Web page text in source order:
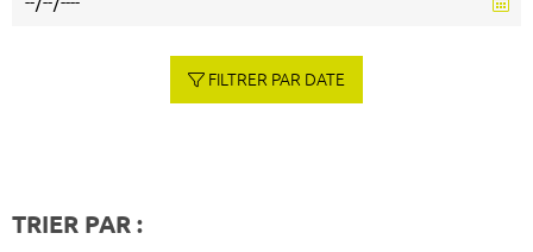
FILTRER PAR DATE
TRIER PAR :